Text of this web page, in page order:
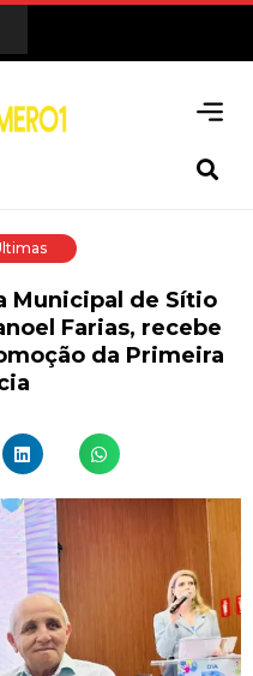
Municipal de Sítio
Farias, recebe
da Primeira